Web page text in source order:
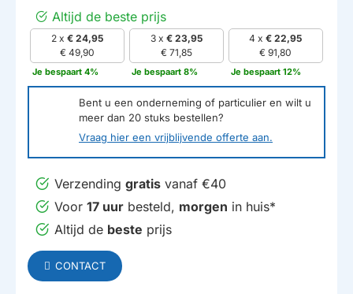
Altijd de beste prijs
2 x € 24,95
€ 49,90
Je bespaart 4%
3 x € 23,95
€ 71,85
Je bespaart 8%
4 x€ 22,95
€ 91,80
Je bespaart 12%
Bent u een onderneming of particulier en wilt u
meer dan 20 stuks bestellen?
Vraag hier een vrijblijvende offerte aan.
Verzending gratis vanaf €40
Voor 17 uur besteld, morgen in huis*
Altijd de beste prijs
CONTACT